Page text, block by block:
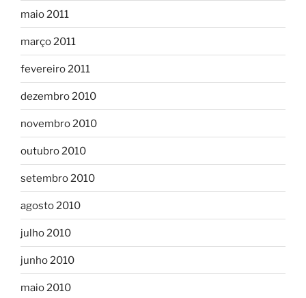
maio 2011
março 2011
fevereiro 2011
dezembro 2010
novembro 2010
outubro 2010
setembro 2010
agosto 2010
julho 2010
junho 2010
maio 2010